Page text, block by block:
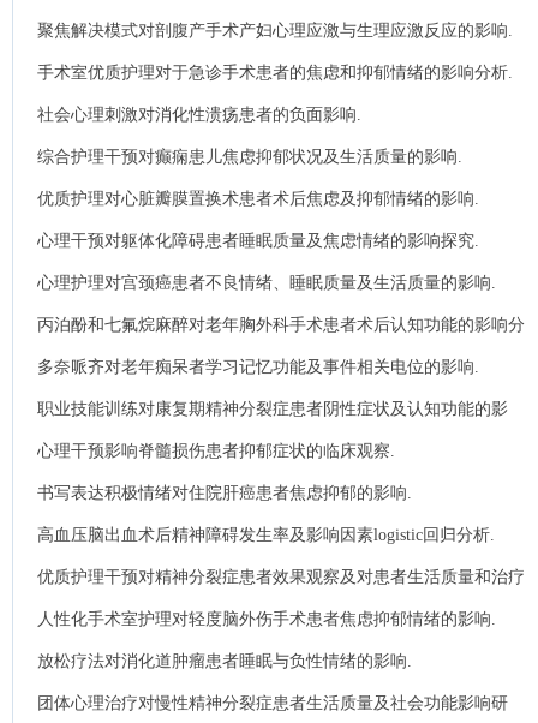
聚焦解决模式对剖腹产手术产妇心理应激与生理应激反应的影响.
手术室优质护理对于急诊手术患者的焦虑和抑郁情绪的影响分析.
社会心理刺激对消化性溃疡患者的负面影响.
综合护理干预对癫痫患儿焦虑抑郁状况及生活质量的影响.
优质护理对心脏瓣膜置换术患者术后焦虑及抑郁情绪的影响.
心理干预对躯体化障碍患者睡眠质量及焦虑情绪的影响探究.
心理护理对宫颈癌患者不良情绪、睡眠质量及生活质量的影响.
丙泊酚和七氟烷麻醉对老年胸外科手术患者术后认知功能的影响分
析.
多奈哌齐对老年痴呆者学习记忆功能及事件相关电位的影响.
职业技能训练对康复期精神分裂症患者阴性症状及认知功能的影
响.
心理干预影响脊髓损伤患者抑郁症状的临床观察.
书写表达积极情绪对住院肝癌患者焦虑抑郁的影响.
高血压脑出血术后精神障碍发生率及影响因素logistic回归分析.
优质护理干预对精神分裂症患者效果观察及对患者生活质量和治疗
依从性的影响.
人性化手术室护理对轻度脑外伤手术患者焦虑抑郁情绪的影响.
放松疗法对消化道肿瘤患者睡眠与负性情绪的影响.
团体心理治疗对慢性精神分裂症患者生活质量及社会功能影响研